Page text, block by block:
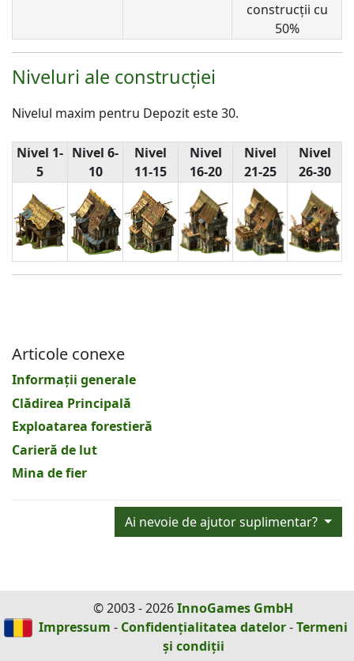
construcţii cu
50%
Niveluri ale construcției
Nivelul maxim pentru Depozit este 30.
Nivel 1-
5
Nivel 6-
10
Nivel
11-15
Nivel
16-20
Nivel
21-25
Nivel
26-30
Articole conexe
Informații generale
Clădirea Principală
Exploatarea forestieră
Carieră de lut
Mina de fier
Ai nevoie de ajutor suplimentar?
© 2003 - 2026InnoGames GmbH
Impressum - Confidențialitatea datelor-Termeni
și condiții